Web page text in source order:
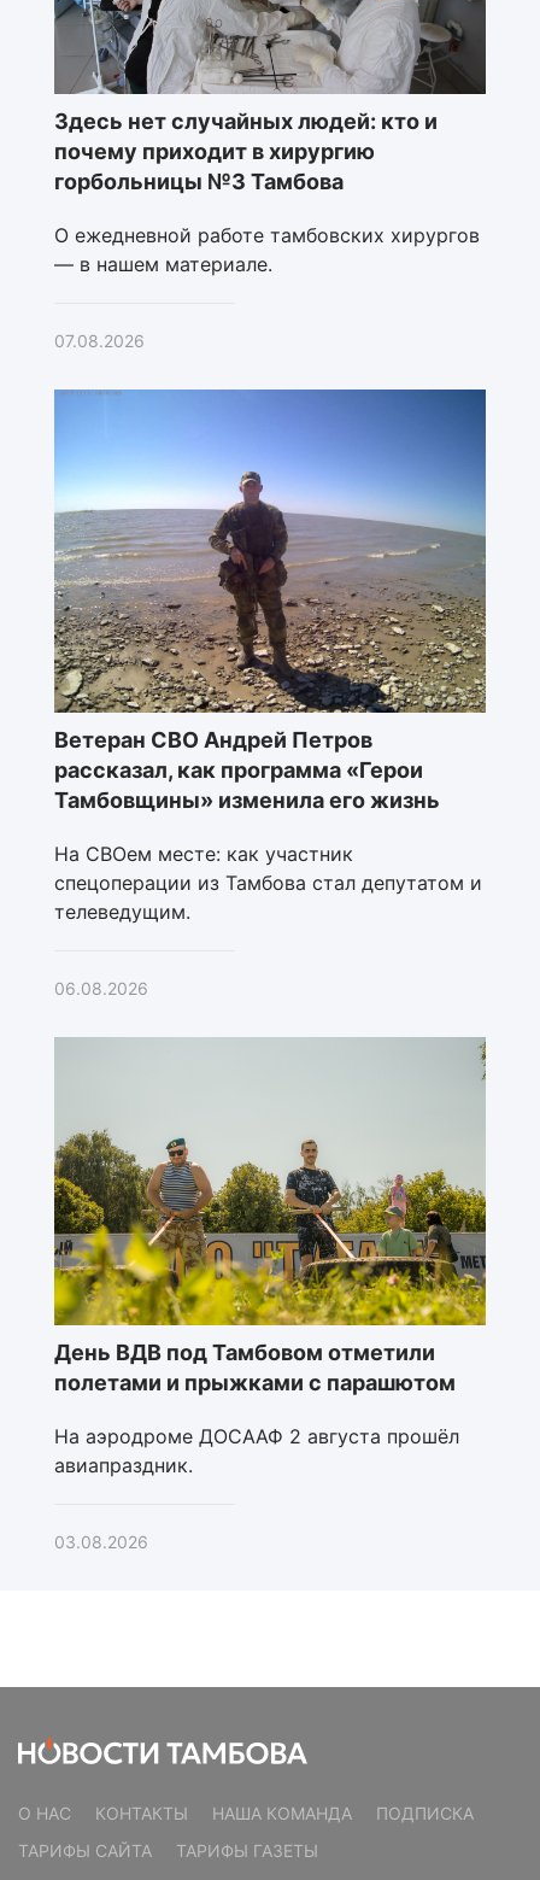
Здесь нет случайных людей: кто и
почему приходит в хирургию
горбольницы №3 Тамбова
О ежедневной работе тамбовских хирургов
— в нашем материале.
07.08.2026
Ветеран СВО Андрей Петров
рассказал, как программа «Герои
Тамбовщины» изменила его жизнь
На СВОем месте: как участник
спецоперации из Тамбова стал депутатом и
телеведущим.
06.08.2026
День ВДВ под Тамбовом отметили
полетами и прыжками с парашютом
На аэродроме ДОСААФ 2 августа прошёл
авиапраздник.
03.08.2026
О НАС КОНТАКТЫ НАША КОМАНДА
ПОДПИСКА
ТАРИФЫ САЙТА
ТАРИФЫ ГАЗЕТЫ